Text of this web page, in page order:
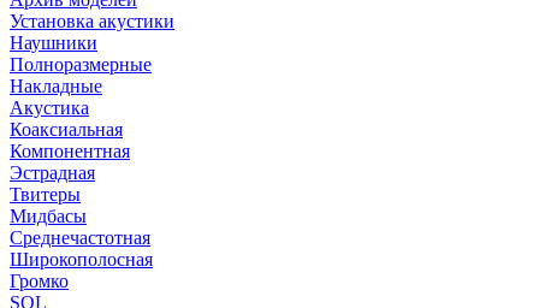
Установка акустики
Наушники
Полноразмерные
Накладные
Акустика
Коаксиальная
Компонентная
Эстрадная
Твитеры
Мидбасы
Среднечастотная
Широкополосная
Громко
SQL